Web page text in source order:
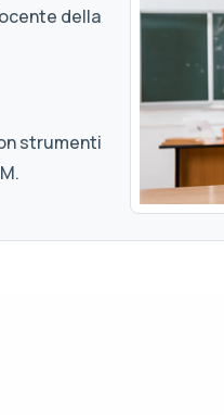
della
strumenti